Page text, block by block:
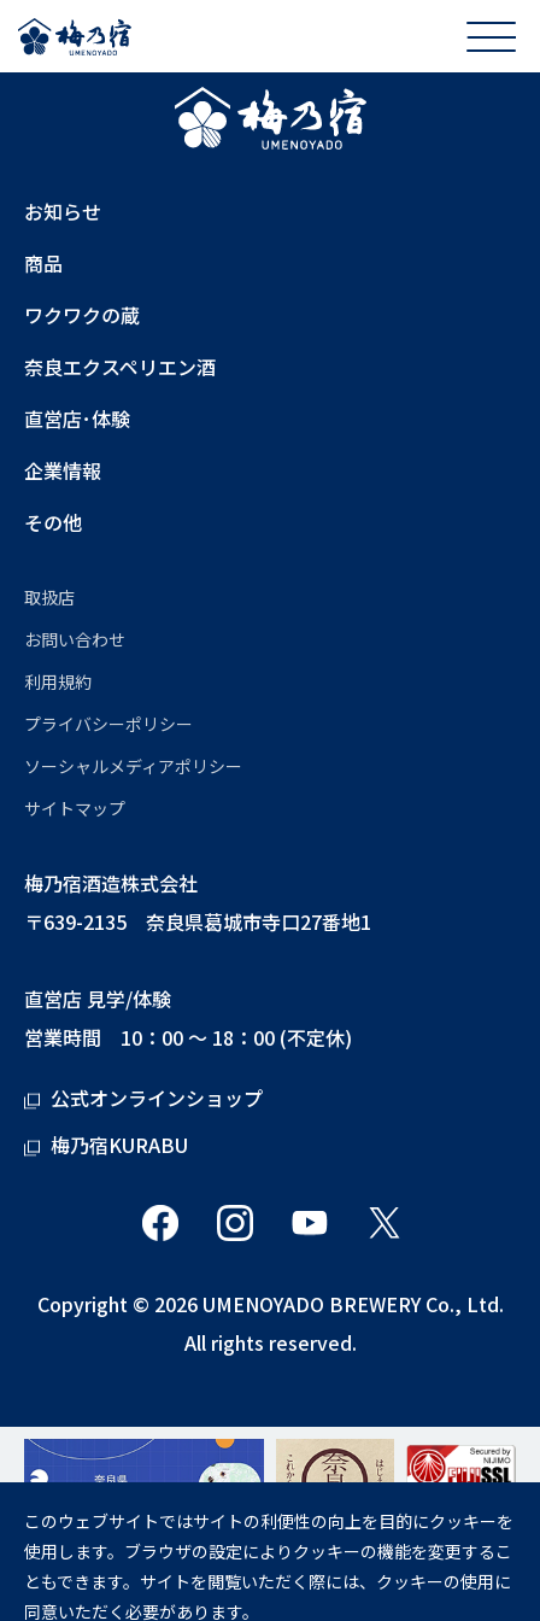
お知らせ
商品
ワクワクの蔵
奈良エクスペリエン酒
直営店･体験
企業情報
その他
取扱店
お問い合わせ
利用規約
プライバシーポリシー
ソーシャルメディアポリシー
サイトマップ
梅乃宿酒造株式会社
〒639-2135 奈良県葛城市寺口27番地1
直営店 見学/体験
営業時間 10：00 ～ 18：00 (不定休)
公式オンラインショップ
梅乃宿KURABU
Copyright © 2026 UMENOYADO BREWERY Co., Ltd.
All rights reserved.
飲酒は20歳になってから。
妊娠中や授乳期の飲酒は、胎児・乳児の発育に悪影響を与えるおそれが
あります。
このウェブサイトではサイトの利便性の向上を目的にクッキーを
使用します。ブラウザの設定によりクッキーの機能を変更するこ
ともできます。サイトを閲覧いただく際には、クッキーの使用に
同意いただく必要があります。